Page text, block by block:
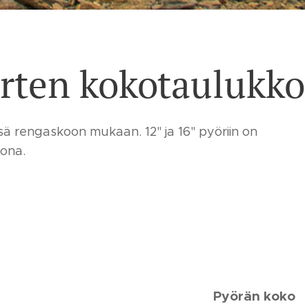
kokotaulukko
mukaan. 12" ja 16" pyöriin on
Pyörän koko